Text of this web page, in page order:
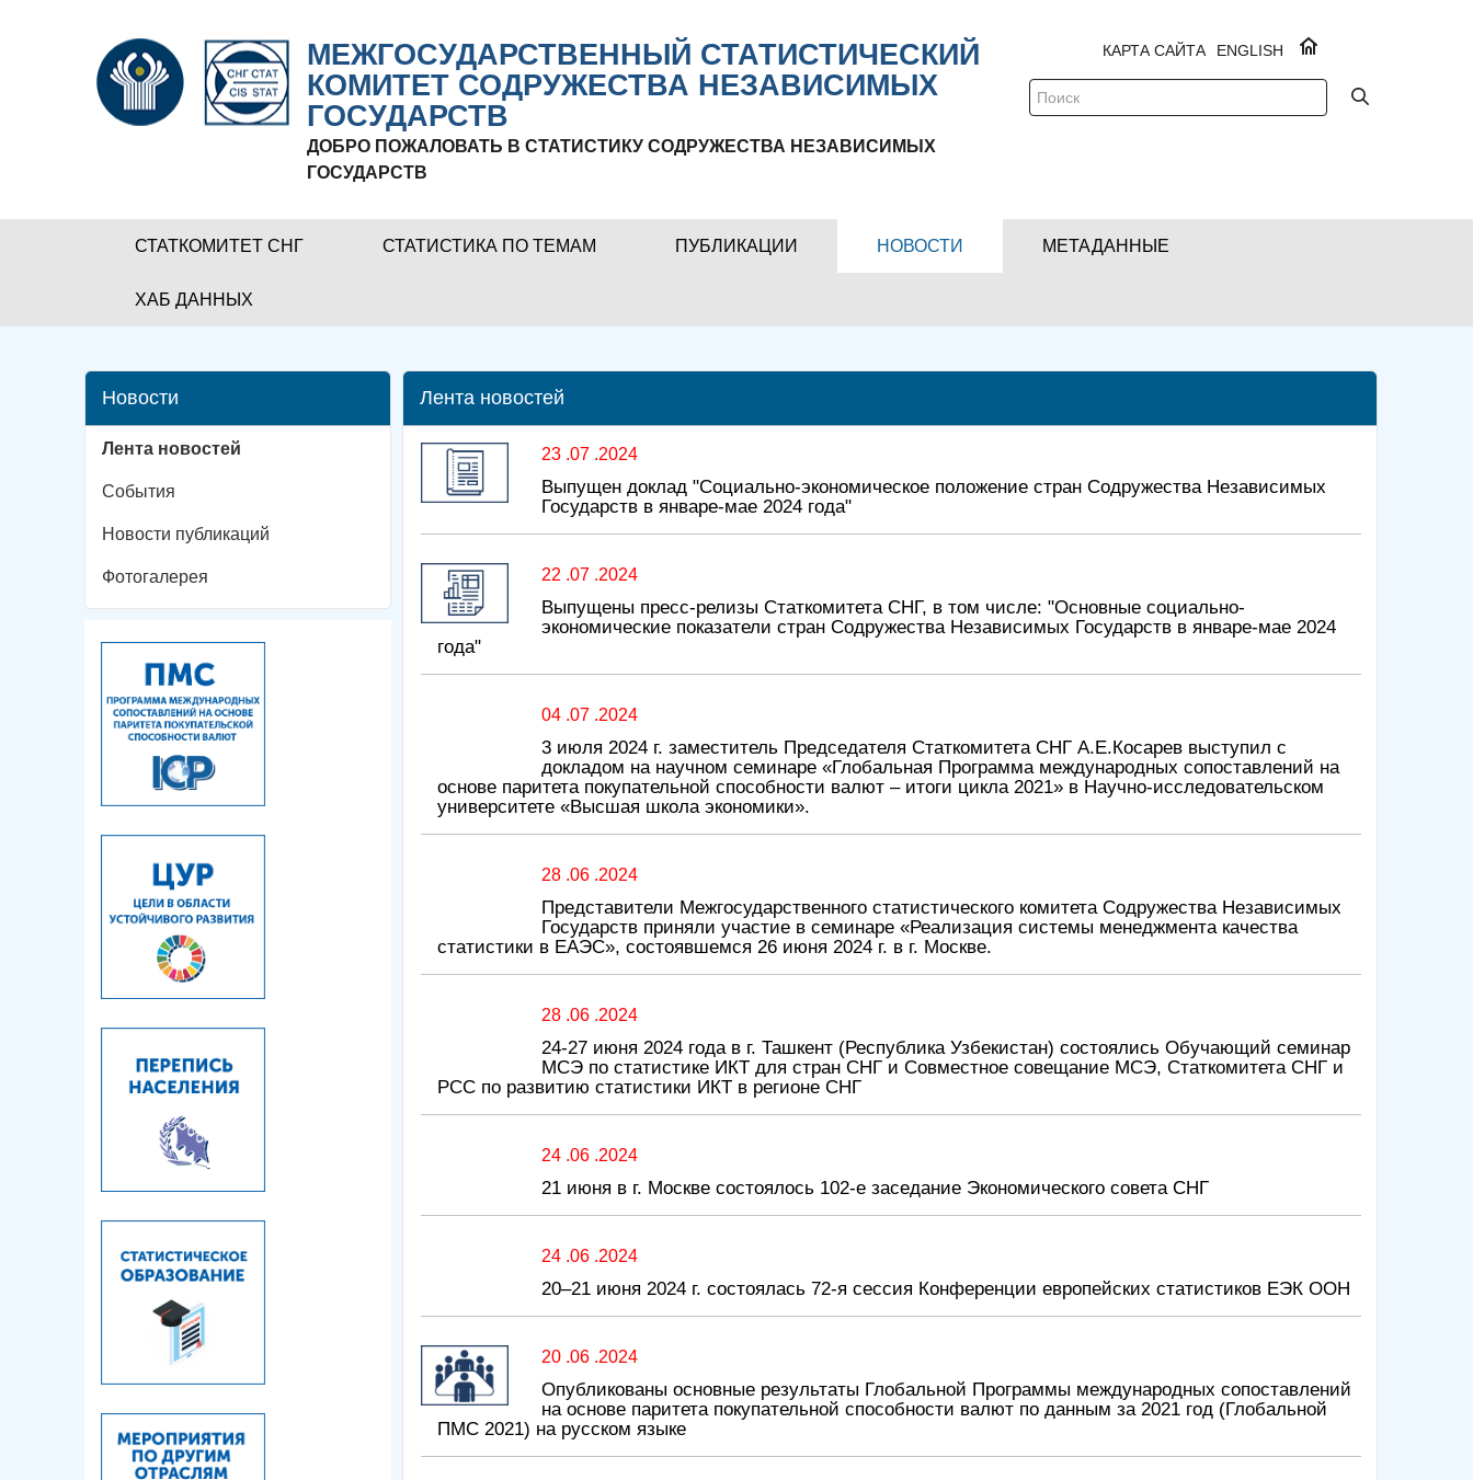
МЕЖГОСУДАРСТВЕННЫЙ СТАТИСТИЧЕСКИЙ
КОМИТЕТ СОДРУЖЕСТВА НЕЗАВИСИМЫХ
ГОСУДАРСТВ
ДОБРО ПОЖАЛОВАТЬ В СТАТИСТИКУ СОДРУЖЕСТВА НЕЗАВИСИМЫХ
ГОСУДАРСТВ
ENGLISH
КАРТА САЙТА
СТАТКОМИТЕТ СНГ СТАТИСТИКА ПО ТЕМАМ ПУБЛИКАЦИИ НОВОСТИ МЕТАДАННЫЕ
ХАБ ДАННЫХ
Новости
Лента новостей
События
Новости публикаций
Фотогалерея
Лента новостей
23 .07 .2024
Выпущен доклад "Социально-экономическое положение стран Содружества Независимых
Государств в январе-мае 2024 года"
22 .07 .2024
Выпущены пресс-релизы Статкомитета СНГ, в том числе: "Основные социально-
экономические показатели стран Содружества Независимых Государств в январе-мае 2024
года"
04 .07 .2024
3 июля 2024 г. заместитель Председателя Статкомитета СНГ А.Е.Косарев выступил с
докладом на научном семинаре «Глобальная Программа международных сопоставлений на
основе паритета покупательной способности валют – итоги цикла 2021» в Научно-исследовательском
университете «Высшая школа экономики».
28 .06 .2024
Представители Межгосударственного статистического комитета Содружества Независимых
Государств приняли участие в семинаре «Реализация системы менеджмента качества
статистики в ЕАЭС», состоявшемся 26 июня 2024 г. в г. Москве.
28 .06 .2024
24-27 июня 2024 года в г. Ташкент (Республика Узбекистан) состоялись Обучающий семинар
МСЭ по статистике ИКТ для стран СНГ и Совместное совещание МСЭ, Статкомитета СНГ и
РСС по развитию статистики ИКТ в регионе СНГ
24 .06 .2024
21 июня в г. Москве состоялось 102-е заседание Экономического совета СНГ
24 .06 .2024
20–21 июня 2024 г. состоялась 72-я сессия Конференции европейских статистиков ЕЭК ООН
20 .06 .2024
Опубликованы основные результаты Глобальной Программы международных сопоставлений
на основе паритета покупательной способности валют по данным за 2021 год (Глобальной
ПМС 2021) на русском языке